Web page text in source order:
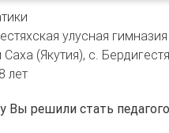
улусная
(Якутия), с.
8 лет
решили стать